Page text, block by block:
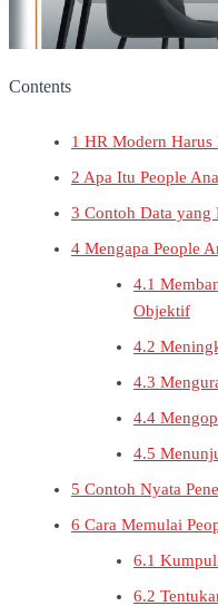
Contents
1 HR Modern Harus
2 Apa Itu People
3 Contoh Data yang
4 Mengapa People
4.1
Objektif
4.2
4.3
4.4
4.5
5 Contoh Nyata
6 Cara Memulai
6.1
6.2